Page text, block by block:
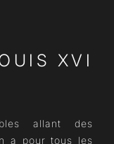
XVI
allant des
a pour tous les